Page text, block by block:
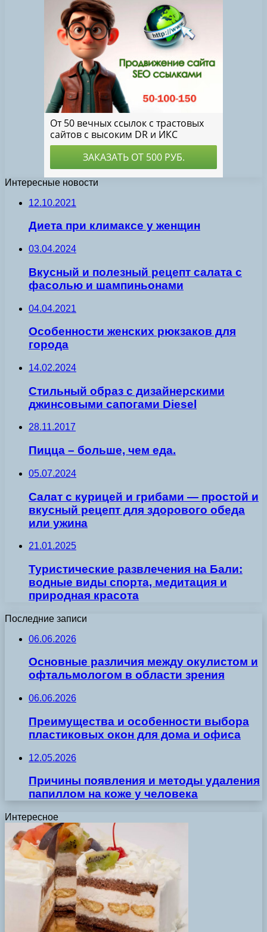
Интересные новости
12.10.2021
Диета при климаксе у женщин
03.04.2024
Вкусный и полезный рецепт салата с
фасолью и шампиньонами
04.04.2021
Особенности женских рюкзаков для
города
14.02.2024
Стильный образ с дизайнерскими
джинсовыми сапогами Diesel
28.11.2017
Пицца – больше, чем еда.
05.07.2024
Салат с курицей и грибами — простой и
вкусный рецепт для здорового обеда
или ужина
21.01.2025
Туристические развлечения на Бали:
водные виды спорта, медитация и
природная красота
Последние записи
06.06.2026
Основные различия между окулистом и
офтальмологом в области зрения
06.06.2026
Преимущества и особенности выбора
пластиковых окон для дома и офиса
12.05.2026
Причины появления и методы удаления
папиллом на коже у человека
Интересное